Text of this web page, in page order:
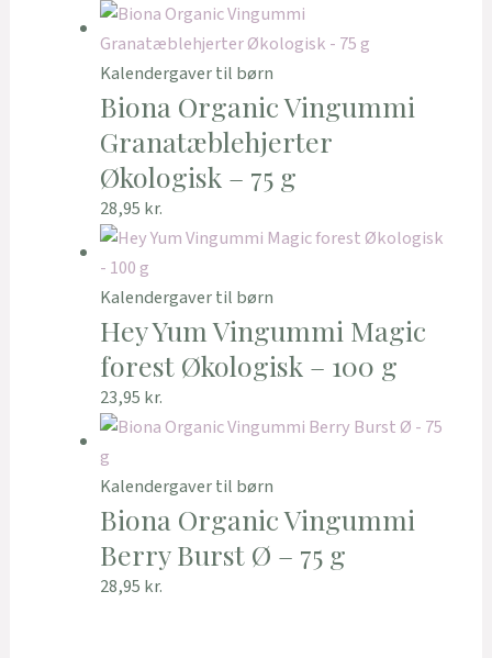
Kalendergaver til børn
Biona Organic Vingummi
Granatæblehjerter
Økologisk – 75 g
28,95 kr.
Kalendergaver til børn
Hey Yum Vingummi Magic
forest Økologisk – 100 g
23,95 kr.
Kalendergaver til børn
Biona Organic Vingummi
Berry Burst Ø – 75 g
28,95 kr.